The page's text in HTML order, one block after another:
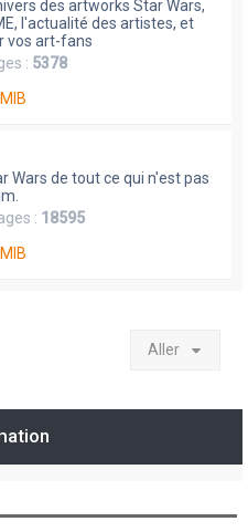
des artworks Star Wars,
l'actualité des artistes, et
vos art-fans
: 5378
Wars de tout ce qui n'est pas
: 18595
Aller